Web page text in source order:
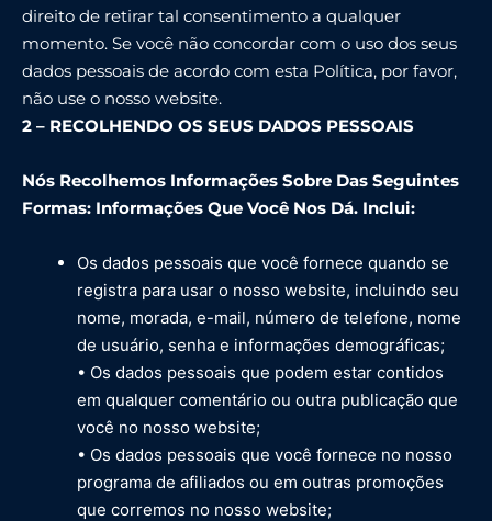
direito de retirar tal consentimento a qualquer
momento. Se você não concordar com o uso dos seus
dados pessoais de acordo com esta Política, por favor,
não use o nosso website.
2 – RECOLHENDO OS SEUS DADOS PESSOAIS
Nós Recolhemos Informações Sobre Das Seguintes
Formas: Informações Que Você Nos Dá. Inclui:
Os dados pessoais que você fornece quando se
registra para usar o nosso website, incluindo seu
nome, morada, e-mail, número de telefone, nome
de usuário, senha e informações demográficas;
• Os dados pessoais que podem estar contidos
em qualquer comentário ou outra publicação que
você no nosso website;
• Os dados pessoais que você fornece no nosso
programa de afiliados ou em outras promoções
que corremos no nosso website;